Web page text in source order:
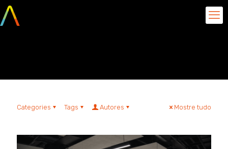
Categories Tags Autores Mostre tudo